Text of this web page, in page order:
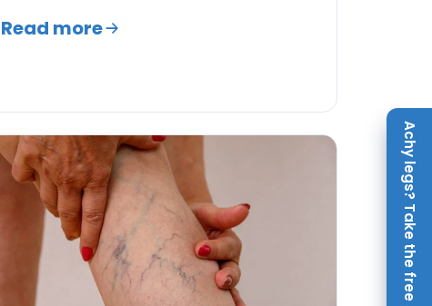
Read more